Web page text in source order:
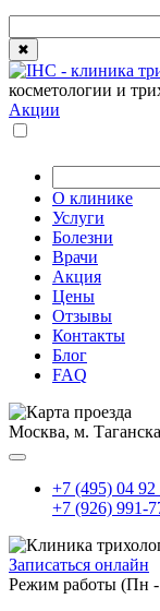
✖
косметологии и
Акции
О клинике
Услуги
Болезни
Врачи
Акция
Цены
Отзывы
Контакты
Блог
FAQ
Москва, м.
+7 (495) 04 92
+7 (926) 991-
Записаться онлайн
Режим работы (Пн -